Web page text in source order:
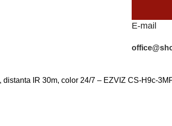
E-mail
IR 30m, color 24/7 – EZVIZ CS-H9c-